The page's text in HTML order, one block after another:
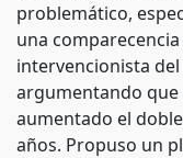
problemático,
una
intervencionista
argumentando que
aumentado el
años. Propuso un